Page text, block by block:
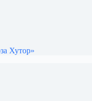
Хутор»